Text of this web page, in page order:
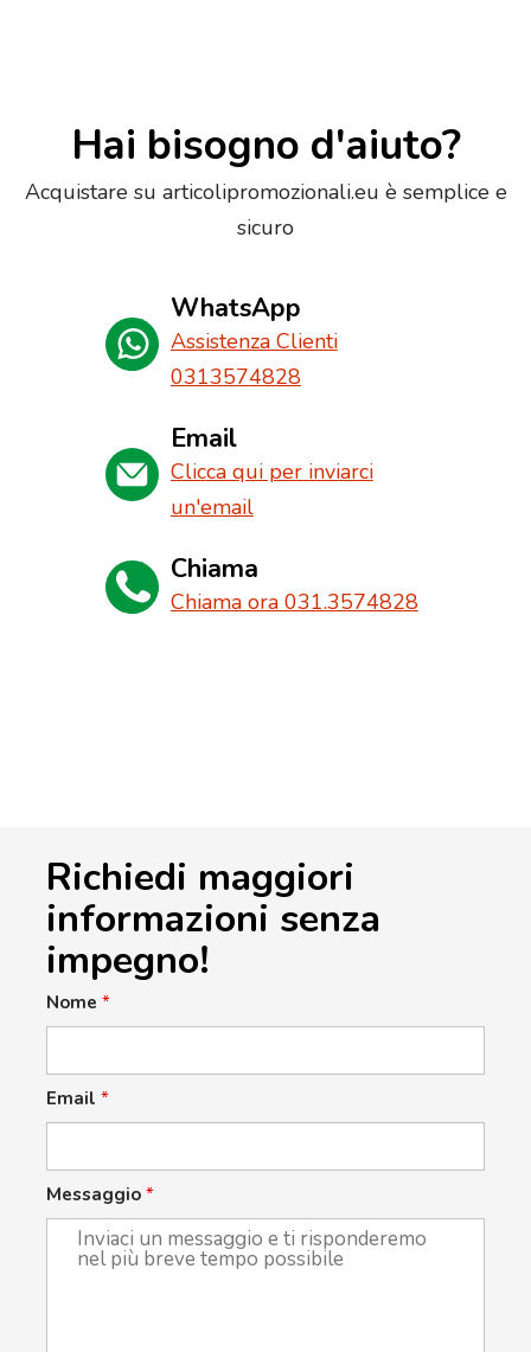
Hai bisogno d'aiuto?
Acquistare su articolipromozionali.eu è semplice e
sicuro
WhatsApp
Assistenza Clienti
0313574828
Email
Clicca qui per inviarci
un'email
Chiama
Chiama ora 031.3574828
Richiedi maggiori
informazioni senza
impegno!
Nome *
Email *
Messaggio *